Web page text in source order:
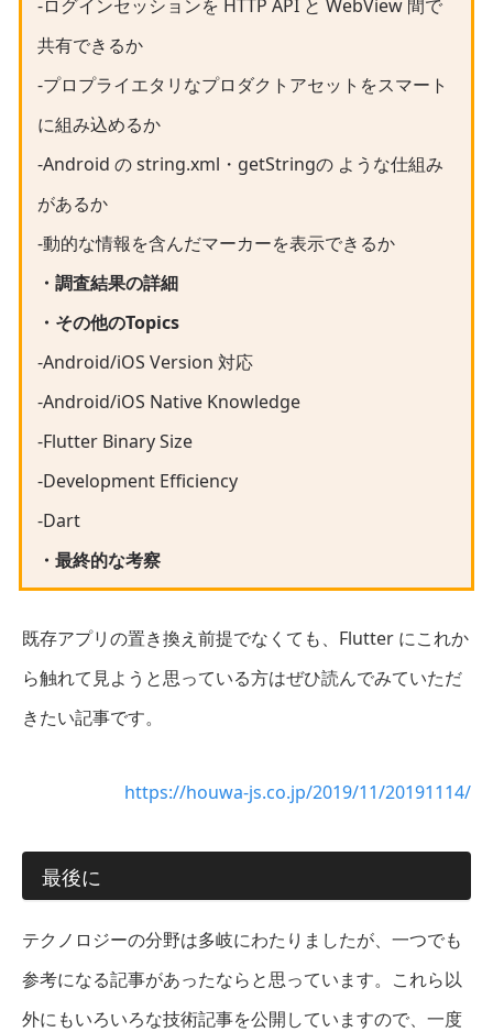
-ログインセッションを HTTP API と WebView 間で
共有できるか
-プロプライエタリなプロダクトアセットをスマート
に組み込めるか
-Android の string.xml・getStringの ような仕組み
があるか
-動的な情報を含んだマーカーを表示できるか
・調査結果の詳細
・その他のTopics
-Android/iOS Version 対応
-Android/iOS Native Knowledge
-Flutter Binary Size
-Development Efficiency
-Dart
・最終的な考察
既存アプリの置き換え前提でなくても、Flutter にこれか
ら触れて見ようと思っている方はぜひ読んでみていただ
きたい記事です。
https://houwa-js.co.jp/2019/11/20191114/
最後に
テクノロジーの分野は多岐にわたりましたが、一つでも
参考になる記事があったならと思っています。これら以
外にもいろいろな技術記事を公開していますので、一度